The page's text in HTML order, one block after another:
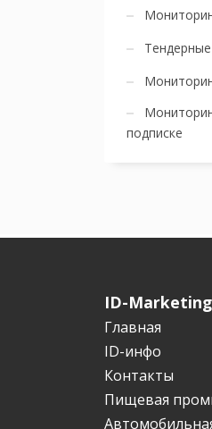
Тендерные
подписке
ID-Marketing
Главная
ID-инфо
Контакты
Пищевая